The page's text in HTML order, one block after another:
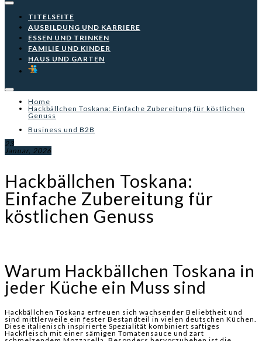
TITELSEITE
AUSBILDUNG UND KARRIERE
ESSEN UND TRINKEN
FAMILIE UND KINDER
HAUS UND GARTEN
Home
Hackbällchen Toskana: Einfache Zubereitung für köstlichen
Genuss
Business und B2B
23
Januar, 2026
Hackbällchen Toskana:
Einfache Zubereitung für
köstlichen Genuss
Warum Hackbällchen Toskana in
jeder Küche ein Muss sind
Hackbällchen Toskana erfreuen sich wachsender Beliebtheit und
sind mittlerweile ein fester Bestandteil in vielen deutschen Küchen.
Diese italienisch inspirierte Spezialität kombiniert saftiges
Hackfleisch mit einer sämigen Tomatensauce und zart